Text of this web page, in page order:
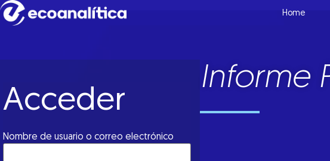
Home
Acceder
Nombre de usuario o correo electrónico
Informe